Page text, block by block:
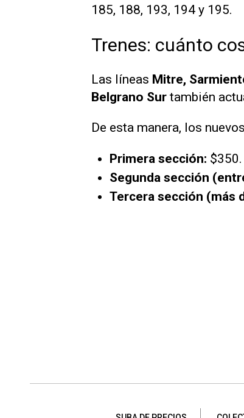
185, 188, 193, 194 y 195.
Trenes: cuánto
Las líneas Mitre,
Belgrano Sur también
De esta manera, los
Primera sección: $350.
Segunda sección
Tercera sección (más